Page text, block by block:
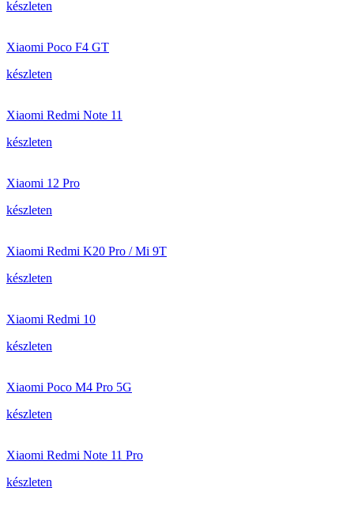
készleten
Xiaomi Poco F4 GT
készleten
Xiaomi Redmi Note 11
készleten
Xiaomi 12 Pro
készleten
Xiaomi Redmi K20 Pro / Mi 9T
készleten
Xiaomi Redmi 10
készleten
Xiaomi Poco M4 Pro 5G
készleten
Xiaomi Redmi Note 11 Pro
készleten